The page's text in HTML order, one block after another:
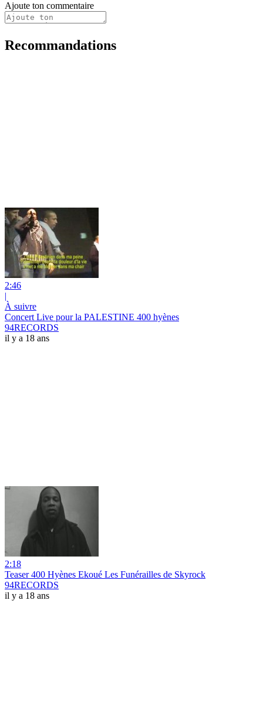
Ajoute ton commentaire
Recommandations
2:46
|
À suivre
Concert Live pour la PALESTINE 400 hyènes
94RECORDS
il y a 18 ans
2:18
Teaser 400 Hyènes Ekoué Les Funérailles de Skyrock
94RECORDS
il y a 18 ans